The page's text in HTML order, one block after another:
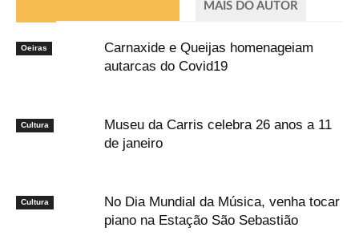
MAIS DO AUTOR
Oeiras
Carnaxide e Queijas homenageiam
autarcas do Covid19
Cultura
Museu da Carris celebra 26 anos a 11
de janeiro
Cultura
No Dia Mundial da Música, venha tocar
piano na Estação São Sebastião